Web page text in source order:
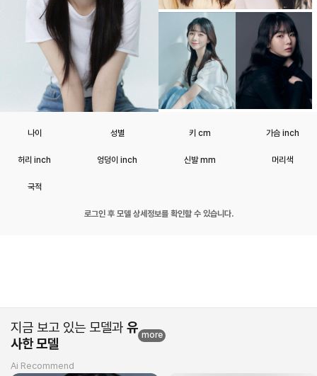
나이 성별 키 cm 가슴 inch
허리 inch 엉덩이 inch 신발 mm 머리색
국적
로그인 후 모델 상세정보를 확인할 수 있습니다.
지금 보고 있는 모델과 유
사한 모델
more
Ai Recommend